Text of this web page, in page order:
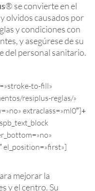
® se convierte en el
olvidos causados por
y condiciones con
y asegúrese de su
del personal sanitario.
to-fill»
resiplus-reglas/»
extraclass=»ml0″]+
el_position=»first»]
mejorar la
y el centro. Su